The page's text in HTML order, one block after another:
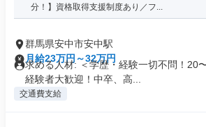
分！】資格取得支援制度あり／フ...
群馬県安中市安中駅
月給23万円～32万円
求める人材: ＜学歴・経験一切不問！20
経験者大歓迎！中卒、高...
交通費支給